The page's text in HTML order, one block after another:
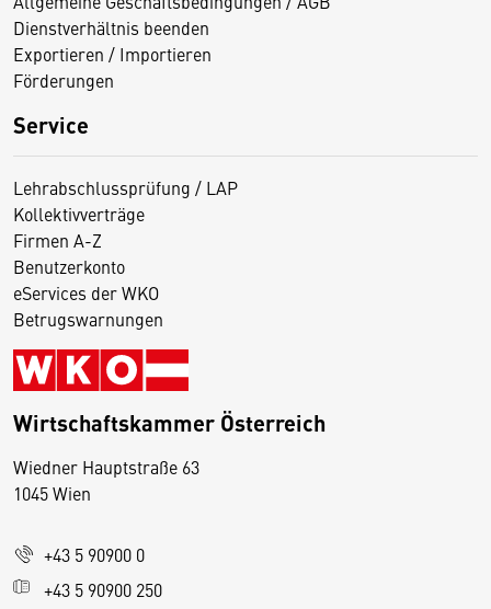
Dienstverhältnis beenden
Exportieren / Importieren
Förderungen
Service
Lehrabschlussprüfung / LAP
Kollektivverträge
Firmen A-Z
Benutzerkonto
eServices der WKO
Betrugswarnungen
Wirtschaftskammer Österreich
Wiedner Hauptstraße 63
1045 Wien
+43 5 90900 0
+43 5 90900 250
D
s
e